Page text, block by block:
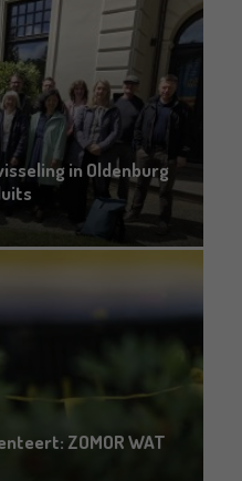
in Oldenburg
ZOMOR WAT